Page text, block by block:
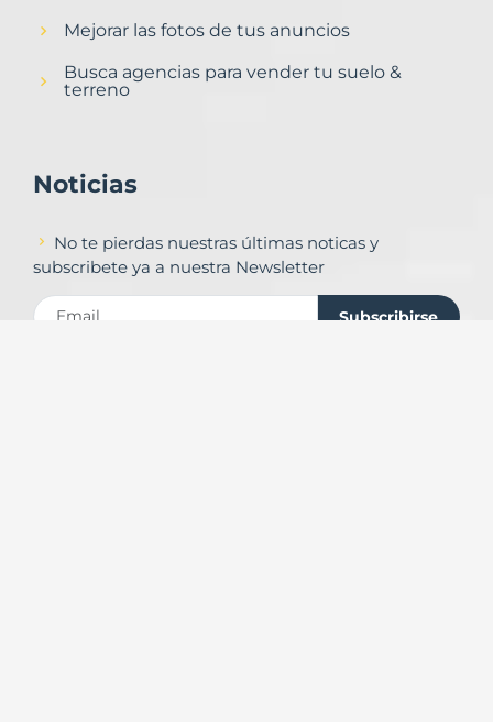
Mejorar las fotos de tus anuncios
Busca agencias para vender tu suelo &
terreno
Noticias
No te pierdas nuestras últimas noticas y
subscribete ya a nuestra Newsletter
Subscribirse